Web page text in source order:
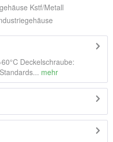
Kstf/Metall
Deckelschraube:
mehr